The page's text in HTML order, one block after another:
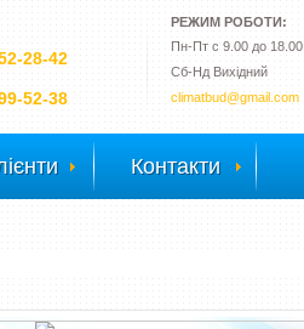
РЕЖИМ РОБОТИ:
Пн-Пт с 9.00 до 18.00
Сб-Нд Вихідний
climatbud@gmail.com
28-42
52-38
Контакти